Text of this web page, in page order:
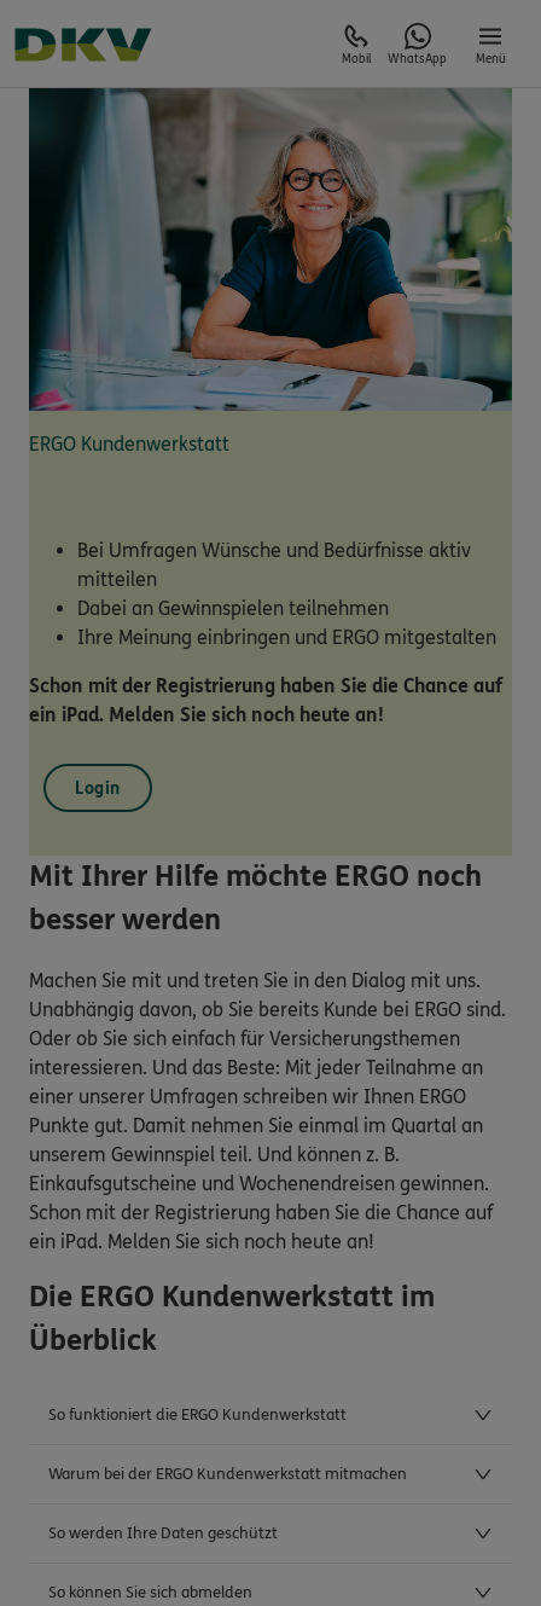
Mobil WhatsApp Menü
ERGO Kundenwerkstatt
Bei Umfragen Wünsche und Bedürfnisse aktiv
mitteilen
Dabei an Gewinnspielen teilnehmen
Ihre Meinung einbringen und ERGO mitgestalten
Schon mit der Registrierung haben Sie die Chance auf
ein iPad. Melden Sie sich noch heute an!
Login
Mit Ihrer Hilfe möchte ERGO noch
besser werden
Machen Sie mit und treten Sie in den Dialog mit uns.
Unabhängig davon, ob Sie bereits Kunde bei ERGO sind.
Oder ob Sie sich einfach für Versicherungsthemen
interessieren. Und das Beste: Mit jeder Teilnahme an
einer unserer Umfragen schreiben wir Ihnen ERGO
Punkte gut. Damit nehmen Sie einmal im Quartal an
unserem Gewinnspiel teil. Und können z. B.
Einkaufsgutscheine und Wochenendreisen gewinnen.
Schon mit der Registrierung haben Sie die Chance auf
ein iPad. Melden Sie sich noch heute an!
Die ERGO Kundenwerkstatt im
Überblick
So funktioniert die ERGO Kundenwerkstatt
Warum bei der ERGO Kundenwerkstatt mitmachen
So werden Ihre Daten geschützt
So können Sie sich abmelden